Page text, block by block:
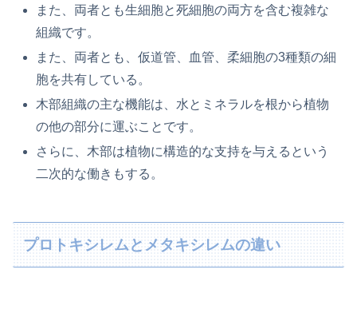
また、両者とも生細胞と死細胞の両方を含む複雑な
組織です。
また、両者とも、仮道管、血管、柔細胞の3種類の細
胞を共有している。
木部組織の主な機能は、水とミネラルを根から植物
の他の部分に運ぶことです。
さらに、木部は植物に構造的な支持を与えるという
二次的な働きもする。
プロトキシレムとメタキシレムの違い